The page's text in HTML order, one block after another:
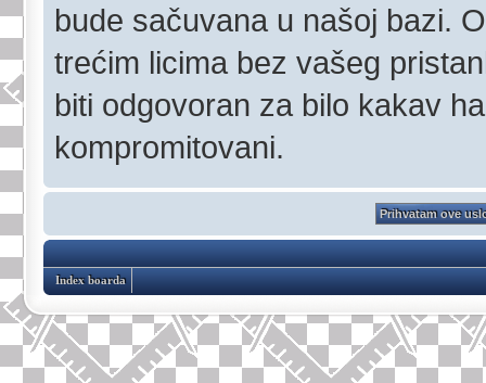
bude sačuvana u našoj bazi.
trećim licima bez vašeg
biti odgovoran za bilo kakav
kompromitovani.
Index boarda